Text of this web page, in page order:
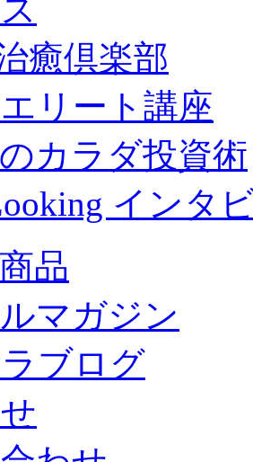
癒倶楽部
リート講座
カラダ投資術
インタ
品
マガジン
ブログ